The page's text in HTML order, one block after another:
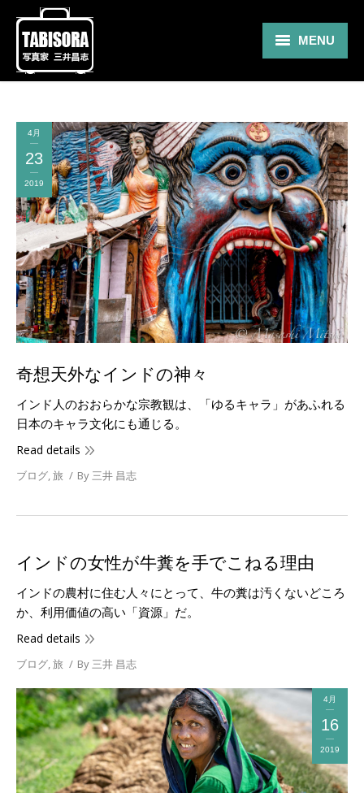
MENU
Gallery
Travel
About
Blog
Shop
Contact
4月
23
2019
奇想天外なインドの神々
インド人のおおらかな宗教観は、「ゆるキャラ」があふれる
日本のキャラ文化にも通じる。
Read details
ブログ,旅 By 三井 昌志
インドの女性が牛糞を手でこねる理由
インドの農村に住む人々にとって、牛の糞は汚くないどころ
か、利用価値の高い「資源」だ。
Read details
ブログ,旅 By 三井 昌志
4月
16
2019